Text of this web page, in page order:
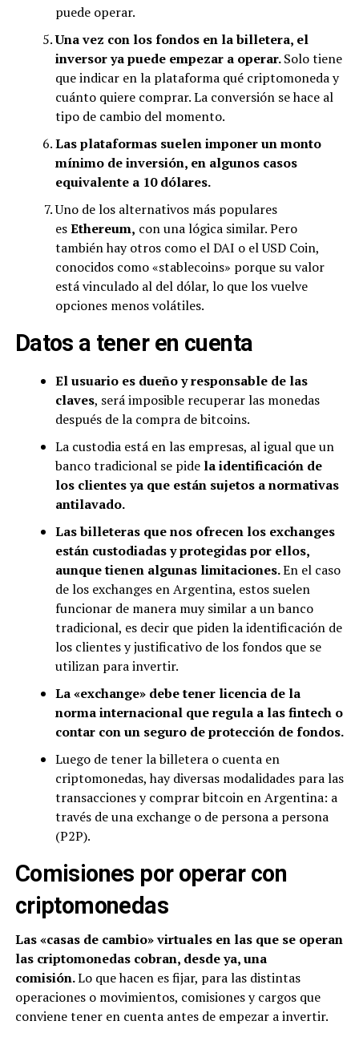
puede operar.
Una vez con los fondos en la billetera, el
inversor ya puede empezar a operar.Solo tiene
que indicar en la plataforma qué criptomoneda y
cuánto quiere comprar. La conversión se hace al
tipo de cambio del momento.
Las plataformas suelen imponer un monto
mínimo de inversión, en algunos casos
equivalente a 10 dólares.
Uno de los alternativos más populares
esEthereum, con una lógica similar. Pero
también hay otros como el DAI o el USD Coin,
conocidos como «stablecoins» porque su valor
está vinculado al del dólar, lo que los vuelve
opciones menos volátiles.
Datos a tener en cuenta
El usuario es dueño y responsable de las
claves, será imposible recuperar las monedas
después de la compra de bitcoins.
La custodia está en las empresas, al igual que un
banco tradicional se pide la identificación de
los clientes ya que están sujetos a normativas
antilavado.
Las billeteras que nos ofrecen los exchanges
están custodiadas y protegidas por ellos,
aunque tienen algunas limitaciones.En el caso
de los exchanges en Argentina, estos suelen
funcionar de manera muy similar a un banco
tradicional, es decir que piden la identificación de
los clientes y justificativo de los fondos que se
utilizan para invertir.
La «exchange» debe tener licencia de la
norma internacional que regula a las fintech o
contar con un seguro de protección de fondos.
Luego de tener la billetera o cuenta en
criptomonedas, hay diversas modalidades para las
transacciones y comprar bitcoin en Argentina: a
través de una exchange o de persona a persona
(P2P).
Comisiones por operar con
criptomonedas
Las «casas de cambio» virtuales en las que se operan
las criptomonedas cobran, desde ya, una
comisión.Lo que hacen es fijar, para las distintas
operaciones o movimientos, comisiones y cargos que
conviene tener en cuenta antes de empezar a invertir.